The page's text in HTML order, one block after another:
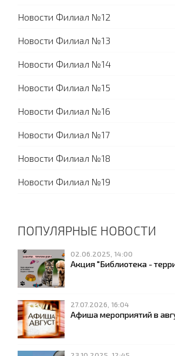
Новости Филиал №12
Новости Филиал №13
Новости Филиал №14
Новости Филиал №15
Новости Филиал №16
Новости Филиал №17
Новости Филиал №18
Новости Филиал №19
ПОПУЛЯРНЫЕ НОВОСТИ
02.06.2025, 14:00
Акция "Библиотека -
27.07.2026, 16:04
Афиша мероприятий в